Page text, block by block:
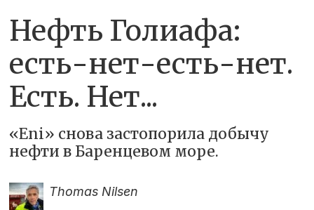
Нефть Голиафа:
есть-нет-есть-нет.
Есть. Нет...
«Eni» снова застопорила добычу
нефти в Баренцевом море.
Thomas Nilsen